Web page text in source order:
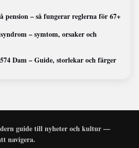
pension – så fungerar reglerna för 67+
– symtom, orsaker och
Dam – Guide, storlekar och färger
guide till nyheter och kultur —
navigera.